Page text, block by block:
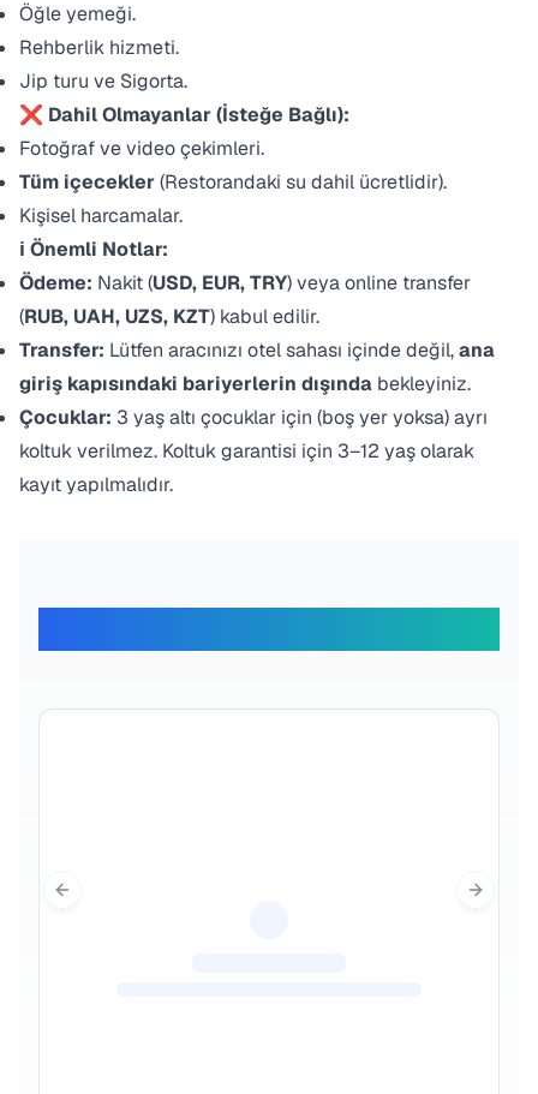
Öğle yemeği.
Rehberlik hizmeti.
Jip turu ve Sigorta.
❌ Dahil Olmayanlar (İsteğe Bağlı):
Fotoğraf ve video çekimleri.
Tüm içecekler(Restorandaki su dahil ücretlidir).
Kişisel harcamalar.
ℹ️ Önemli Notlar:
Ödeme: Nakit (USD, EUR, TRY) veya online transfer
(RUB, UAH, UZS, KZT) kabul edilir.
Transfer: Lütfen aracınızı otel sahası içinde değil,ana
giriş kapısındaki bariyerlerin dışında bekleyiniz.
Çocuklar: 3 yaş altı çocuklar için (boş yer yoksa) ayrı
koltuk verilmez. Koltuk garantisi için 3–12 yaş olarak
kayıt yapılmalıdır.
Previous slide Next